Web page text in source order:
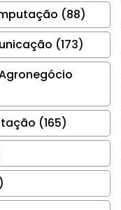
(88)
(173)
(165)